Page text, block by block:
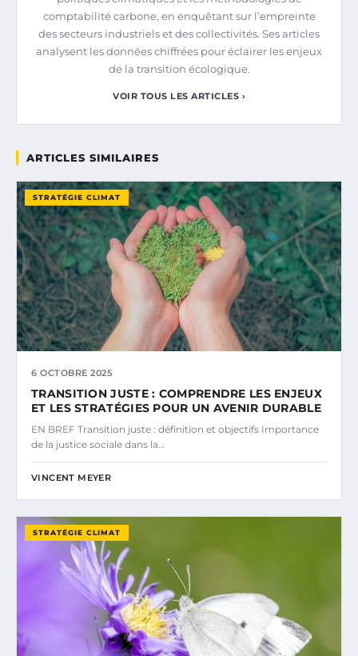
comptabilité carbone, en enquêtant sur l’empreinte
des secteurs industriels et des collectivités. Ses articles
analysent les données chiffrées pour éclairer les enjeux
de la transition écologique.
VOIR TOUS LES ARTICLES ›
ARTICLES SIMILAIRES
STRATÉGIE CLIMAT
6 OCTOBRE 2025
TRANSITION JUSTE : COMPRENDRE LES ENJEUX
ET LES STRATÉGIES POUR UN AVENIR DURABLE
EN BREF Transition juste : définition et objectifs Importance
de la justice sociale dans la…
VINCENT MEYER
STRATÉGIE CLIMAT